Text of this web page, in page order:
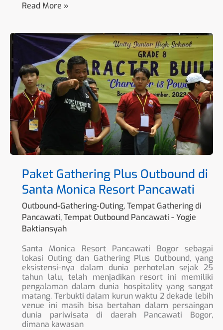
Read More »
Paket Gathering Plus Outbound di
Santa Monica Resort Pancawati
Outbound-Gathering-Outing,Tempat Gathering di
Pancawati,Tempat Outbound Pancawati -Yogie
Baktiansyah
Santa Monica Resort Pancawati Bogor sebagai
lokasi Outing dan Gathering Plus Outbound, yang
eksistensi-nya dalam dunia perhotelan sejak 25
tahun lalu, telah menjadikan resort ini memiliki
pengalaman dalam dunia hospitality yang sangat
matang. Terbukti dalam kurun waktu 2 dekade lebih
venue ini masih bisa bertahan dalam persaingan
dunia pariwisata di daerah Pancawati Bogor,
dimana kawasan
Paket
Gathering
Outbound
di
Santa
Monica
Resort
Pancawati